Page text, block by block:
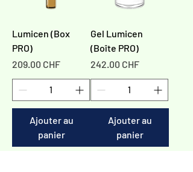
Lumicen (Box
PRO)
Prix
209.00 CHF
Ajouter au
panier
Gel Lumicen
(Boîte PRO)
Prix
242.00 CHF
Ajouter au
panier